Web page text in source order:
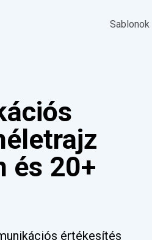
Sablonok
és 20+
értékesítés